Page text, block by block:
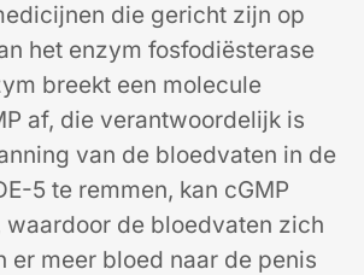
die gericht zijn op
het enzym fosfodiësterase
breekt een molecule
af, die verantwoordelijk is
van de bloedvaten in de
5 te remmen, kan cGMP
waardoor de bloedvaten zich
er meer bloed naar de penis